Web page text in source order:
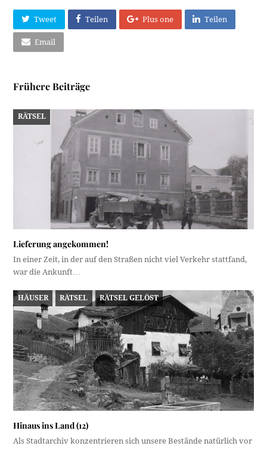
Tweet Teilen Plus one Teilen
Email
Frühere Beiträge
RÄTSEL
Lieferung angekommen!
In einer Zeit, in der auf den Straßen nicht viel Verkehr stattfand,
war die Ankunft…
HÄUSER RÄTSEL RÄTSEL GELÖST
Hinaus ins Land (12)
Als Stadtarchiv konzentrieren sich unsere Bestände natürlich vor